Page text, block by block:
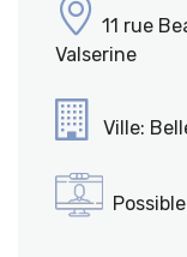
11 rue
Valserine
Ville: